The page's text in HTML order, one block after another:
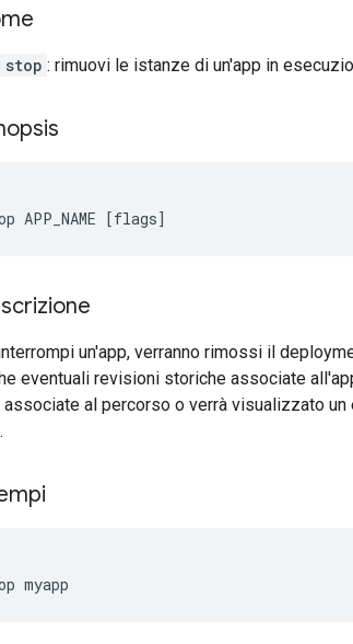
: rimuovi le istanze di un'app in
APP_NAME [flags]
un'app, verranno rimossi il
eventuali revisioni storiche associate
associate al percorso o verrà visualizzato
myapp